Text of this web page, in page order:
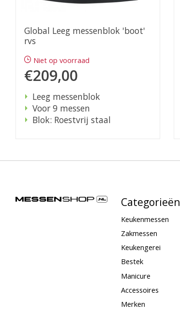
Global Leeg messenblok 'boot'
rvs
Niet op voorraad
€209,00
Leeg messenblok
Voor 9 messen
Blok: Roestvrij staal
Categorieën
Keukenmessen
Zakmessen
Keukengerei
Bestek
Manicure
Accessoires
Merken